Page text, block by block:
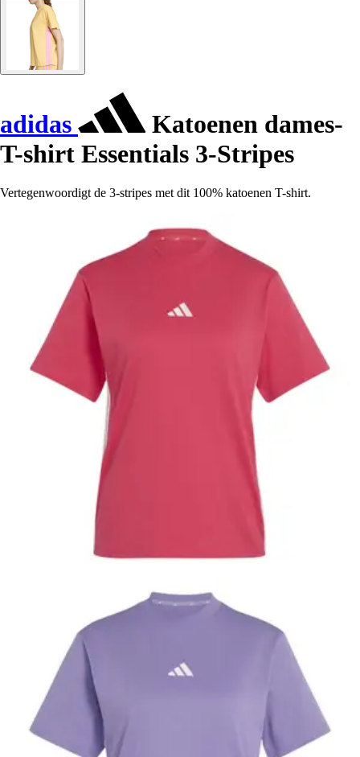
adidas
Katoenen dames-
T-shirt Essentials 3-Stripes
Vertegenwoordigt de 3-stripes met dit 100% katoenen T-shirt.